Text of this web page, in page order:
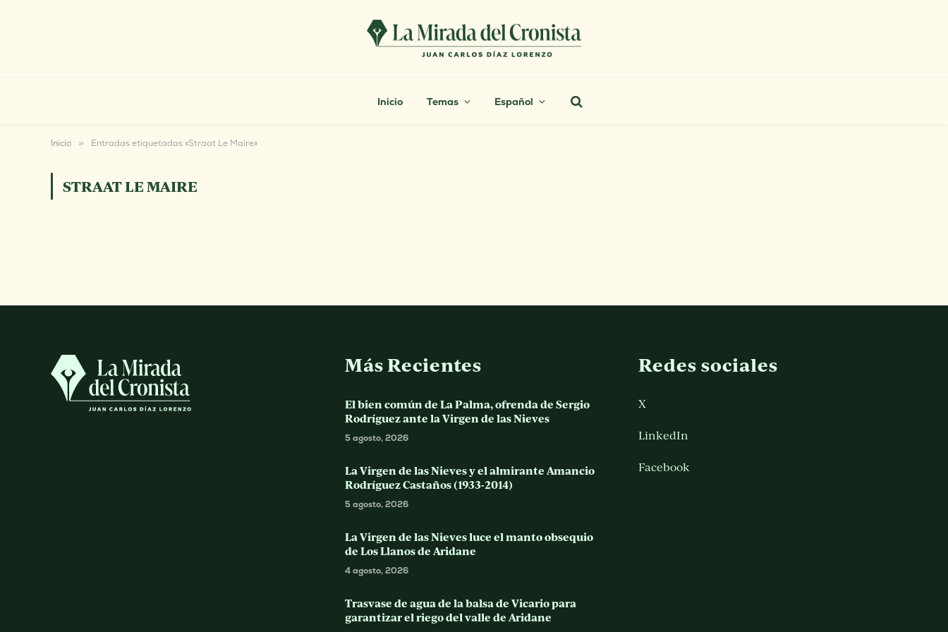
Inicio Temas Español
Inicio » Entradas etiquetadas «Straat Le Maire»
STRAAT LE MAIRE
Más Recientes
El bien común de La Palma, ofrenda de Sergio
Rodríguez ante la Virgen de las Nieves
5 agosto, 2026
La Virgen de las Nieves y el almirante Amancio
Rodríguez Castaños (1933-2014)
5 agosto, 2026
La Virgen de las Nieves luce el manto obsequio
de Los Llanos de Aridane
4 agosto, 2026
Trasvase de agua de la balsa de Vicario para
garantizar el riego del valle de Aridane
Redes sociales
X
LinkedIn
Facebook